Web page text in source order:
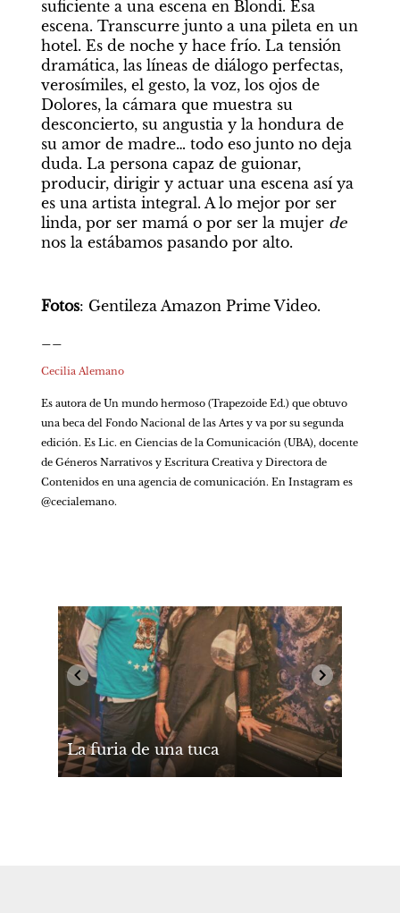
suficiente a una escena en Blondi. Esa
escena. Transcurre junto a una pileta en un
hotel. Es de noche y hace frío. La tensión
dramática, las líneas de diálogo perfectas,
verosímiles, el gesto, la voz, los ojos de
Dolores, la cámara que muestra su
desconcierto, su angustia y la hondura de
su amor de madre… todo eso junto no deja
duda. La persona capaz de guionar,
producir, dirigir y actuar una escena así ya
es una artista integral. A lo mejor por ser
linda, por ser mamá o por ser la mujer de
nos la estábamos pasando por alto.
Fotos: Gentileza Amazon Prime Video.
Cecilia Alemano
Es autora de Un mundo hermoso (Trapezoide Ed.) que obtuvo
una beca del Fondo Nacional de las Artes y va por su segunda
edición. Es Lic. en Ciencias de la Comunicación (UBA), docente
de Géneros Narrativos y Escritura Creativa y Directora de
Contenidos en una agencia de comunicación. En Instagram es
@cecialemano.
La furia de una tuca